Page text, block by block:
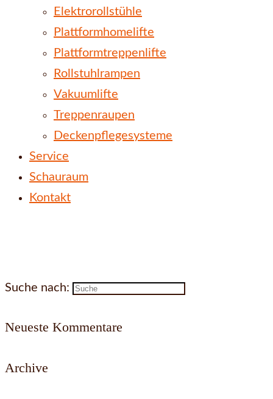
Elektrorollstühle
Plattformhomelifte
Plattformtreppenlifte
Rollstuhlrampen
Vakuumlifte
Treppenraupen
Deckenpflegesysteme
Service
Schauraum
Kontakt
Suche nach:
Neueste Kommentare
Archive